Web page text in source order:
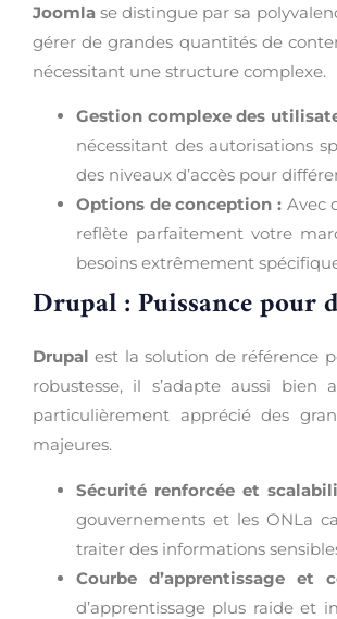
Joomla se distingue par sa
gérer de grandes quantités de
nécessitant une structure complexe.
Gestion complexe des
nécessitant des autorisations
des niveaux d’accès pour
Options de conception : Avec
reflète parfaitement votre
besoins extrêmement
Drupal : Puissance pour
Drupal est la solution de référence
robustesse, il s’adapte aussi bien
particulièrement apprécié des
majeures.
Sécurité renforcée et
gouvernements et les ONLa
traiter des informations
Courbe d’apprentissage et
d’apprentissage plus raide et